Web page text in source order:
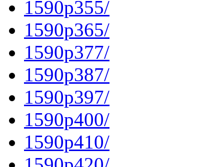
1590p355/
1590p365/
1590p377/
1590p387/
1590p397/
1590p400/
1590p410/